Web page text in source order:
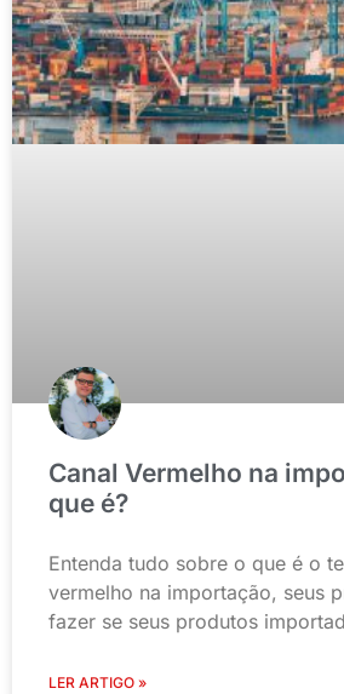
Canal Vermelho na
que é?
Entenda tudo sobre o que é o
vermelho na importação, seus
fazer se seus produtos
LER ARTIGO »